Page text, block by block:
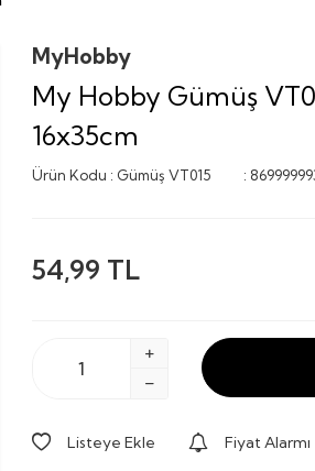
MyHobby
My Hobby Gümüş
16x35cm
Ürün Kodu : Gümüş VT015 :
54,99 TL
Listeye Ekle Fiyat Alarmı